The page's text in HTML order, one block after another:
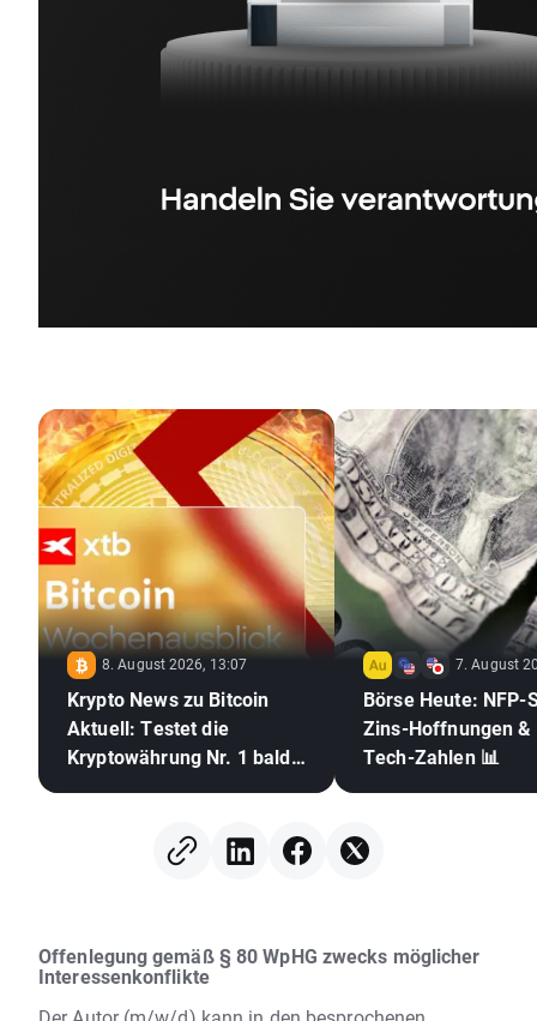
8. August 2026, 13:07
Krypto News zu Bitcoin
Aktuell: Testet die
Kryptowährung Nr. 1 bald
7. August
Börse Heute: NFP-
Zins-Hoffnungen &
Tech-Zahlen 📊
Offenlegung gemäß § 80 WpHG zwecks möglicher
Interessenkonflikte